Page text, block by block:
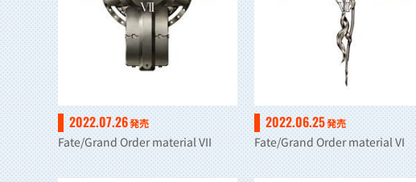
2022.07.26発売
Fate/Grand Order material VII
2022.06.25発売
Fate/Grand Order material VI